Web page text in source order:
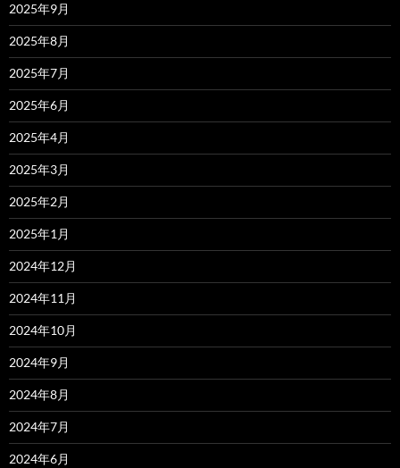
2025年9月
2025年8月
2025年7月
2025年6月
2025年4月
2025年3月
2025年2月
2025年1月
2024年12月
2024年11月
2024年10月
2024年9月
2024年8月
2024年7月
2024年6月